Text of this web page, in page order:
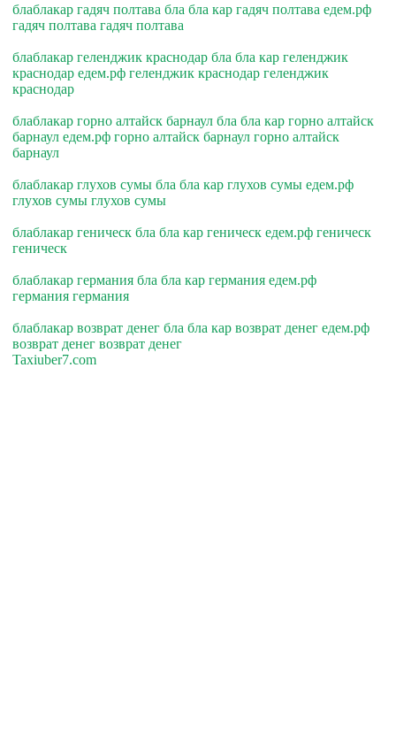
блаблакар гадяч полтава бла бла кар гадяч полтава едем.рф
гадяч полтава гадяч полтава
блаблакар геленджик краснодар бла бла кар геленджик
краснодар едем.рф геленджик краснодар геленджик
краснодар
блаблакар горно алтайск барнаул бла бла кар горно алтайск
барнаул едем.рф горно алтайск барнаул горно алтайск
барнаул
блаблакар глухов сумы бла бла кар глухов сумы едем.рф
глухов сумы глухов сумы
блаблакар геническ бла бла кар геническ едем.рф геническ
геническ
блаблакар германия бла бла кар германия едем.рф
германия германия
блаблакар возврат денег бла бла кар возврат денег едем.рф
возврат денег возврат денег
Taxiuber7.com